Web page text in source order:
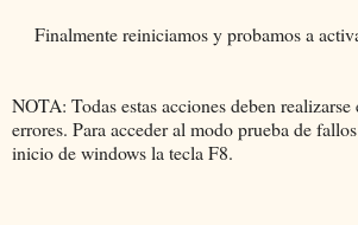
Finalmente reiniciamos y probamos a
NOTA: Todas estas acciones deben
errores. Para acceder al modo prueba de
inicio de windows la tecla F8.